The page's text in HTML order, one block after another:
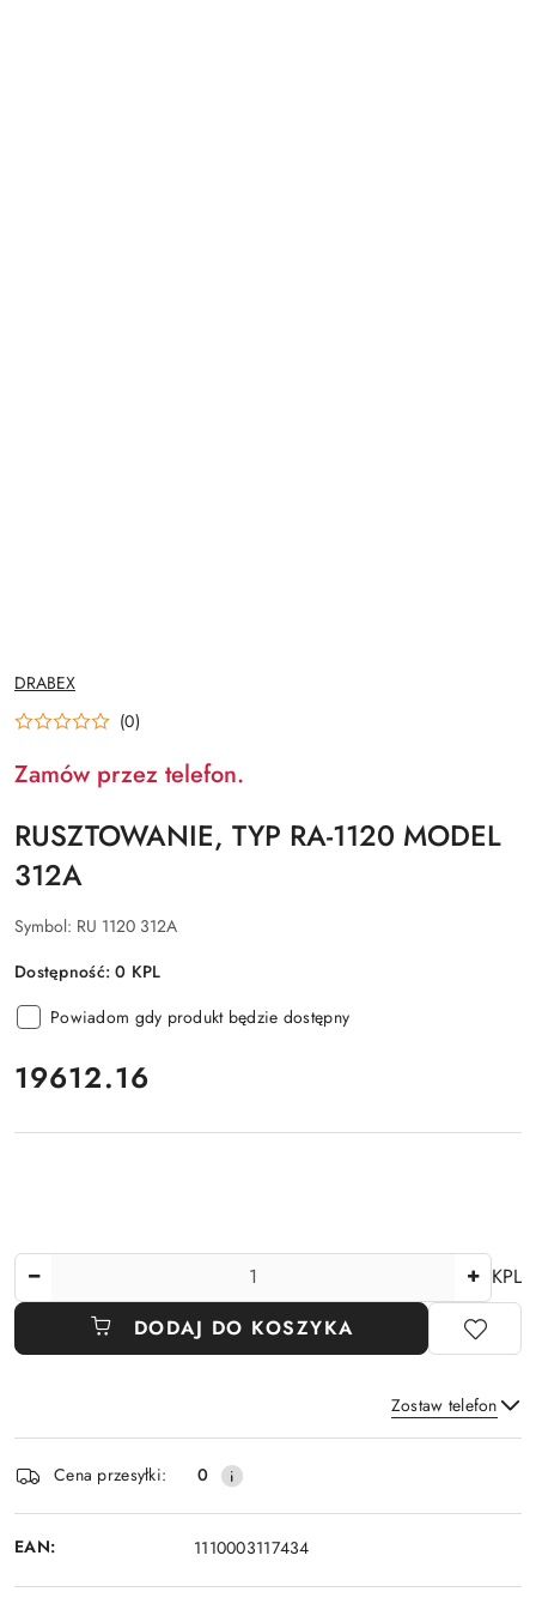
NAZWA
PRODUCENTA:
DRABEX
(0)
Zamów przez telefon.
RUSZTOWANIE, TYP RA-1120 MODEL
312A
Symbol: RU 1120 312A
Dostępność:0 KPL
Powiadom gdy produkt będzie dostępny
cena:
19612.16
KPL
DODAJ DO KOSZYKA
Zostaw telefon
Wyślij
Dostępność
i
dostawa
Cena przesyłki: 0
EAN: 1110003117434